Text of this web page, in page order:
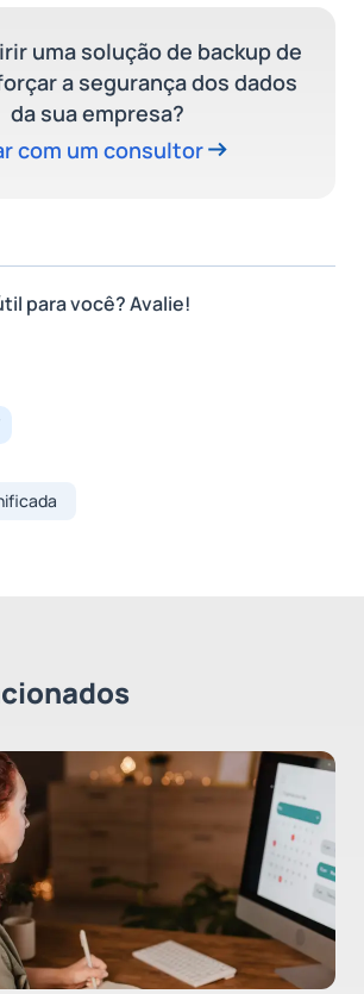
uma solução de backup de
a segurança dos dados
da sua empresa?
com um consultor
para você? Avalie!